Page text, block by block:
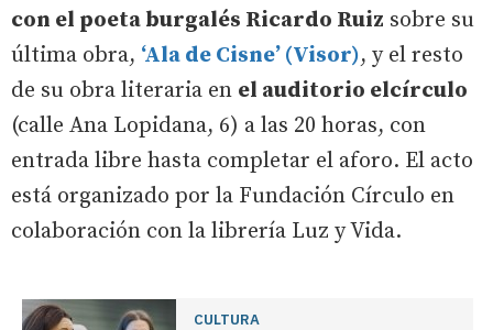
con el poeta burgalés Ricardo Ruiz sobre su
última obra, ‘Ala de Cisne’ (Visor), y el resto
de su obra literaria en el auditorio elcírculo
(calle Ana Lopidana, 6) a las 20 horas, con
entrada libre hasta completar el aforo. El acto
está organizado por la Fundación Círculo en
colaboración con la librería Luz y Vida.
CULTURA